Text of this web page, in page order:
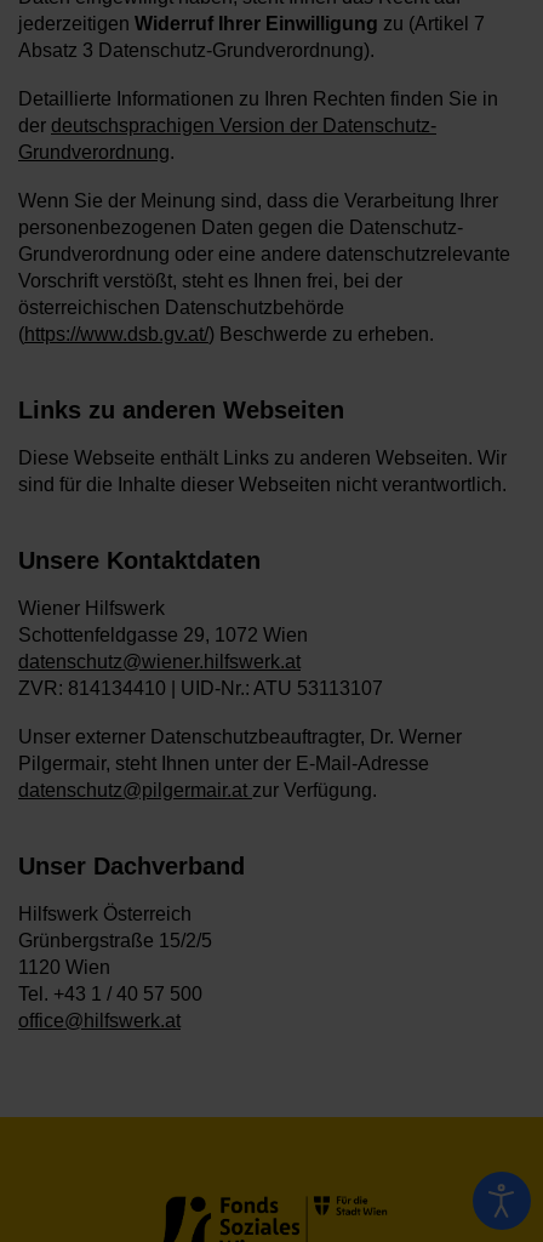
jederzeitigen Widerruf Ihrer Einwilligung zu (Artikel 7
Absatz 3 Datenschutz-Grundverordnung).
Detaillierte Informationen zu Ihren Rechten finden Sie in
der deutschsprachigen Version der Datenschutz-
Grundverordnung.
Wenn Sie der Meinung sind, dass die Verarbeitung Ihrer
personenbezogenen Daten gegen die Datenschutz-
Grundverordnung oder eine andere datenschutzrelevante
Vorschrift verstößt, steht es Ihnen frei, bei der
österreichischen Datenschutzbehörde
(https://www.dsb.gv.at/) Beschwerde zu erheben.
Links zu anderen Webseiten
Diese Webseite enthält Links zu anderen Webseiten. Wir
sind für die Inhalte dieser Webseiten nicht verantwortlich.
Unsere Kontaktdaten
Wiener Hilfswerk
Schottenfeldgasse 29, 1072 Wien
datenschutz@wiener.hilfswerk.at
ZVR: 814134410 | UID-Nr.: ATU 53113107
Unser externer Datenschutzbeauftragter, Dr. Werner
Pilgermair, steht Ihnen unter der E-Mail-Adresse
datenschutz@pilgermair.at zur Verfügung.
Unser Dachverband
Hilfswerk Österreich
Grünbergstraße 15/2/5
1120 Wien
Tel. +43 1 / 40 57 500
office@hilfswerk.at